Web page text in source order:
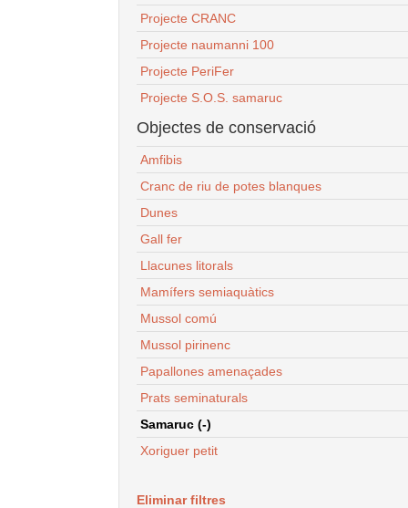
Projecte CRANC
Projecte naumanni 100
Projecte PeriFer
Projecte S.O.S. samaruc
Objectes de conservació
Amfibis
Cranc de riu de potes blanques
Dunes
Gall fer
Llacunes litorals
Mamífers semiaquàtics
Mussol comú
Mussol pirinenc
Papallones amenaçades
Prats seminaturals
Samaruc (-)
Xoriguer petit
Eliminar filtres